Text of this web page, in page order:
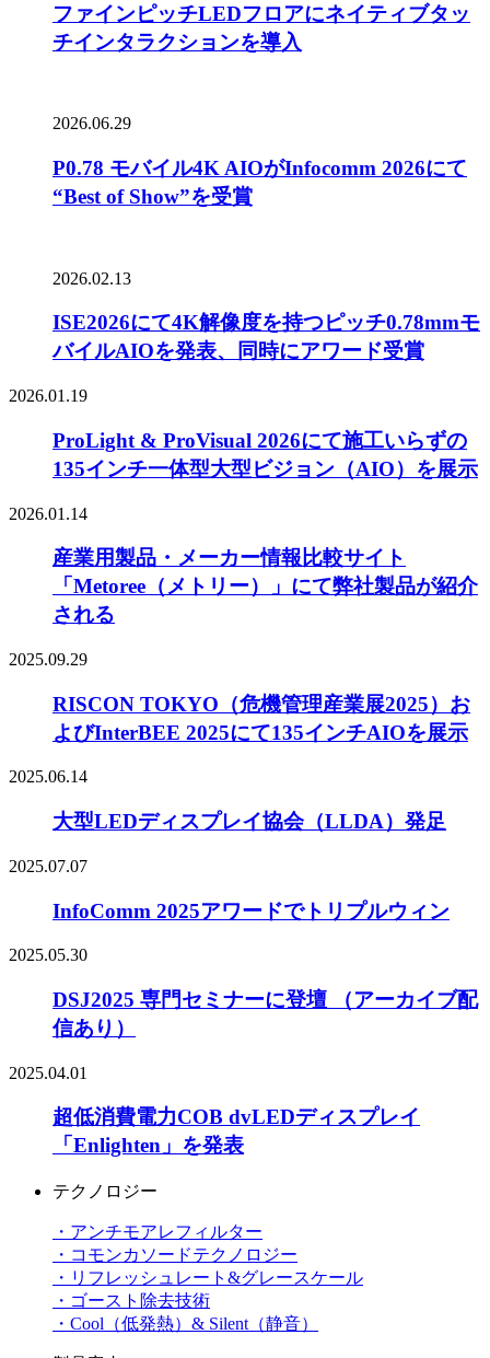
ファインピッチLEDフロアにネイティブタッ
チインタラクションを導入
2026.06.29
P0.78 モバイル4K AIOがInfocomm 2026にて
“Best of Show”を受賞
2026.02.13
ISE2026にて4K解像度を持つピッチ0.78mmモ
バイルAIOを発表、同時にアワード受賞
2026.01.19
ProLight & ProVisual 2026にて施工いらずの
135インチ一体型大型ビジョン（AIO）を展示
2026.01.14
産業用製品・メーカー情報比較サイト
「Metoree（メトリー）」にて弊社製品が紹介
される
2025.09.29
RISCON TOKYO（危機管理産業展2025）お
よびInterBEE 2025にて135インチAIOを展示
2025.06.14
大型LEDディスプレイ協会（LLDA）発足
2025.07.07
InfoComm 2025アワードでトリプルウィン
2025.05.30
DSJ2025 専門セミナーに登壇 （アーカイブ配
信あり）
2025.04.01
超低消費電力COB dvLEDディスプレイ
「Enlighten」を発表
テクノロジー
・アンチモアレフィルター
・コモンカソードテクノロジー
・リフレッシュレート&グレースケール
・ゴースト除去技術
・Cool（低発熱）& Silent（静音）